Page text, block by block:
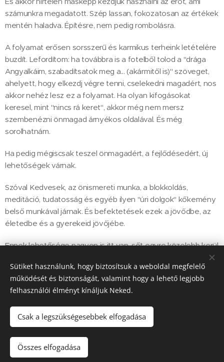
számunkra megadatott. Szép lassan, fokozatosan az értékek
mentén haladva. Építésre, nem pedig rombolásra.
A folyamat erősen sorsszerű és karmikus terheink letételére
buzdít. Lefordítom: ha továbbra is a fotelből tolod a "drága
Angyalkáim, szabadítsatok meg a... (akármitől is)" szöveget,
ahelyett, hogy elkezdj végre tenni, cselekedni magadért, nos
akkor nehéz lesz ez a folyamat. Ha olyan kifogásokat
keresel, mint "nincs rá keret", akkor még nem mersz
szembenézni önmagad árnyékos oldalával. És még
sorolhatnám.
Ha pedig mégiscsak teszel önmagadért, a fejlődésedért, új
lehetőségek várnak.
Szóval Kedvesek, az önismereti munka, a blokkoldás,
meditáció, tudatosság és egyéb ilyen "úri dolgok" kőkemény
belső munkával járnak. És befektetések ezek a jövődbe, az
életedbe és a gyerekeid jövőjébe.
Ennek lehetősége nagyon is itt van, sőt egyre közelebb kerül
hozzánk. Élni kéne vele, ha már az Univerzum tálcán kínálja…
Szeretettel, Györgyi
© Korek Györgyi 2020
Az oldalt a
Sütiket használunk, hogy biztosítsuk a weboldal megfelelő
működését és biztonságát, valamint hogy a lehető legjobb
felhasználói élményt kínáljuk Neked.
Csak a legszükségesebbek elfogadása
Összes elfogadása